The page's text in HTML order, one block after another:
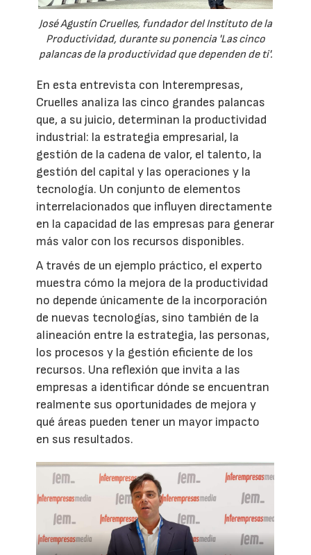
José Agustín Cruelles, fundador del Instituto de la
Productividad, durante su ponencia 'Las cinco
palancas de la productividad que dependen de ti'.
En esta entrevista con Interempresas,
Cruelles analiza las cinco grandes palancas
que, a su juicio, determinan la productividad
industrial: la estrategia empresarial, la
gestión de la cadena de valor, el talento, la
gestión del capital y las operaciones y la
tecnología. Un conjunto de elementos
interrelacionados que influyen directamente
en la capacidad de las empresas para generar
más valor con los recursos disponibles.
A través de un ejemplo práctico, el experto
muestra cómo la mejora de la productividad
no depende únicamente de la incorporación
de nuevas tecnologías, sino también de la
alineación entre la estrategia, las personas,
los procesos y la gestión eficiente de los
recursos. Una reflexión que invita a las
empresas a identificar dónde se encuentran
realmente sus oportunidades de mejora y
qué áreas pueden tener un mayor impacto
en sus resultados.